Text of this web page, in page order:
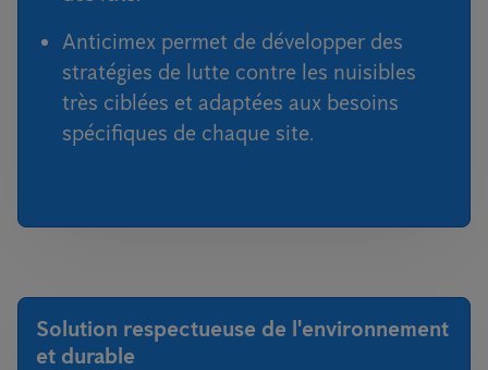
Anticimex permet de développer des
stratégies de lutte contre les nuisibles
très ciblées et adaptées aux besoins
spécifiques de chaque site.
Solution respectueuse de l'environnement
et durable